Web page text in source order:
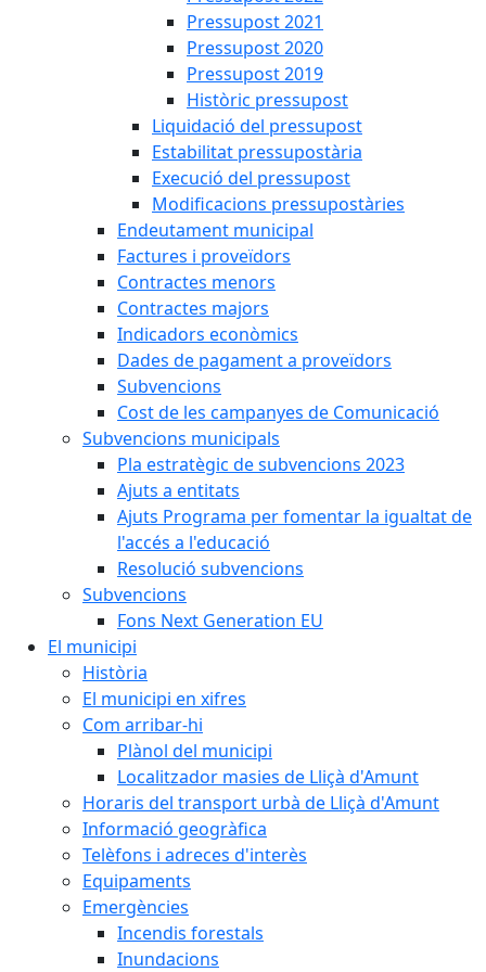
Pressupost 2021
Pressupost 2020
Pressupost 2019
Històric pressupost
Liquidació del pressupost
Estabilitat pressupostària
Execució del pressupost
Modificacions pressupostàries
Endeutament municipal
Factures i proveïdors
Contractes menors
Contractes majors
Indicadors econòmics
Dades de pagament a proveïdors
Subvencions
Cost de les campanyes de Comunicació
Subvencions municipals
Pla estratègic de subvencions 2023
Ajuts a entitats
Ajuts Programa per fomentar la igualtat de
l'accés a l'educació
Resolució subvencions
Subvencions
Fons Next Generation EU
El municipi
Història
El municipi en xifres
Com arribar-hi
Plànol del municipi
Localitzador masies de Lliçà d'Amunt
Horaris del transport urbà de Lliçà d'Amunt
Informació geogràfica
Telèfons i adreces d'interès
Equipaments
Emergències
Incendis forestals
Inundacions